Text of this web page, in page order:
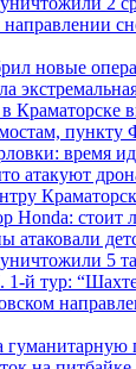
новые
Краматорске
пункту
время
атакуют
Honda: стоит
атаковали
5
й тур: